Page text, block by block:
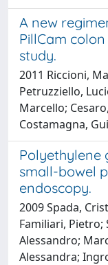
A new
PillCam
study.
2011 Riccioni,
Petruzziello,
Marcello;
Costamagna,
Polyethylene
small-bowel
endoscopy.
2009 Spada,
Familiari, Pietro;
Alessandro;
Alessandra;